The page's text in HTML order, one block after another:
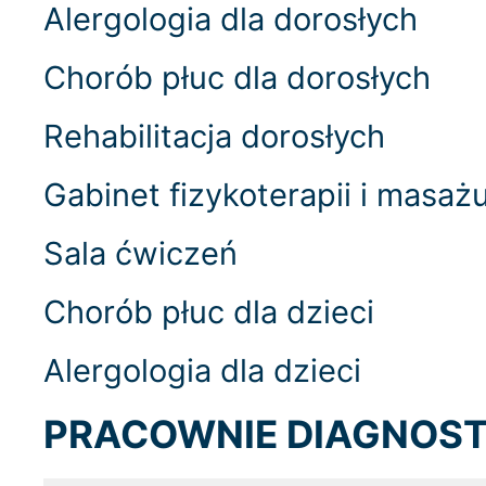
Alergologia dla dorosłych
Chorób płuc dla dorosłych
Rehabilitacja dorosłych
Gabinet fizykoterapii i
Sala ćwiczeń
Chorób płuc dla dzieci
Alergologia dla dzieci
PRACOWNIE